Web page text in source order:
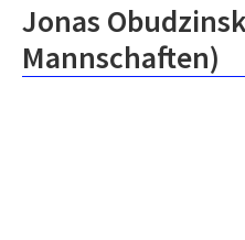
Jonas
Mannschaften)